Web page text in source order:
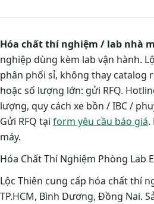
Hóa chất thí nghiệm / lab nhà
nghiệp dùng kèm lab vận hành.
phân phối sỉ, không thay catalog
hoặc số lượng lớn: gửi RFQ.
lượng, quy cách xe bồn / IBC /
Gửi RFQ tại form yêu cầu báo giá.
máy.
Hóa Chất Thí Nghiệm Phòng Lab
Lộc Thiên cung cấp hóa chất thí
TP.HCM, Bình Dương, Đồng Nai.